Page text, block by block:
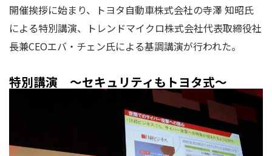
開催挨拶に始まり、トヨタ自動車株式会社の寺澤 知昭氏
による特別講演、トレンドマイクロ株式会社代表取締役社
長兼CEOエバ・チェン氏による基調講演が行われた。
特別講演 ～セキュリティもトヨタ式～